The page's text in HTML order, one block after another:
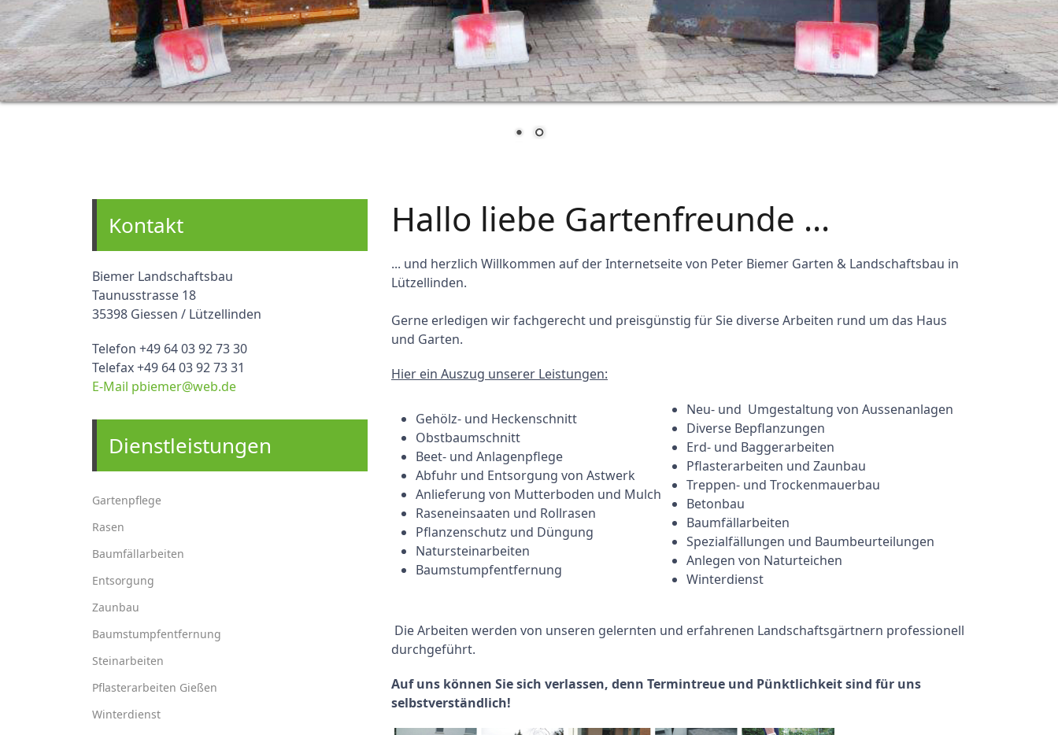
Kontakt
Biemer Landschaftsbau
Taunusstrasse 18
35398 Giessen / Lützellinden
Telefon +49 64 03 92 73 30
Telefax +49 64 03 92 73 31
E-Mail pbiemer@web.de
Dienstleistungen
Gartenpflege
Rasen
Baumfällarbeiten
Entsorgung
Zaunbau
Baumstumpfentfernung
Steinarbeiten
Pflasterarbeiten Gießen
Winterdienst
Hallo liebe Gartenfreunde ...
... und herzlich Willkommen auf der Internetseite von Peter Biemer Garten & Landschaftsbau in
Lützellinden.
Gerne erledigen wir fachgerecht und preisgünstig für Sie diverse Arbeiten rund um das Haus
und Garten.
Hier ein Auszug unserer Leistungen:
Gehölz- und Heckenschnitt
Obstbaumschnitt
Beet- und Anlagenpflege
Abfuhr und Entsorgung von Astwerk
Anlieferung von Mutterboden und Mulch
Raseneinsaaten und Rollrasen
Pflanzenschutz und Düngung
Natursteinarbeiten
Baumstumpfentfernung
Neu- und Umgestaltung von Aussenanlagen
Diverse Bepflanzungen
Erd- und Baggerarbeiten
Pflasterarbeiten und Zaunbau
Treppen- und Trockenmauerbau
Betonbau
Baumfällarbeiten
Spezialfällungen und Baumbeurteilungen
Anlegen von Naturteichen
Winterdienst
Die Arbeiten werden von unseren gelernten und erfahrenen Landschaftsgärtnern professionell
durchgeführt.
Auf uns können Sie sich verlassen, denn Termintreue und Pünktlichkeit sind für uns
selbstverständlich!